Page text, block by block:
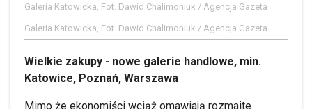
Galeria Katowicka, Fot. Dawid Chalimoniuk / Agencja Gazeta
Galeria Katowicka, Fot. Dawid Chalimoniuk / Agencja Gazeta
Wielkie zakupy - nowe galerie handlowe, min.
Katowice, Poznań, Warszawa
Mimo że ekonomiści wciąż omawiają rozmaite